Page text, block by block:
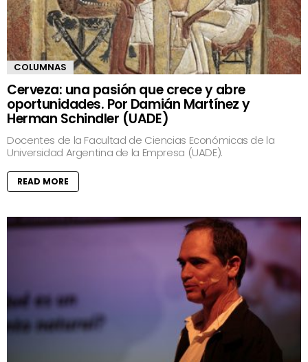
COLUMNAS
Cerveza: una pasión que crece y abre
oportunidades. Por Damián Martínez y
Herman Schindler (UADE)
Docentes de la Facultad de Ciencias Económicas de la
Universidad Argentina de la Empresa (UADE).
READ MORE